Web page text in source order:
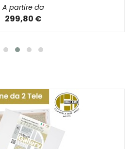
A partire da
299,80 €